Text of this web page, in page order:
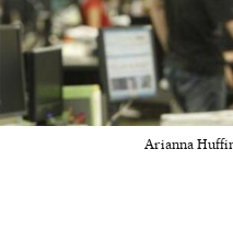
Arianna